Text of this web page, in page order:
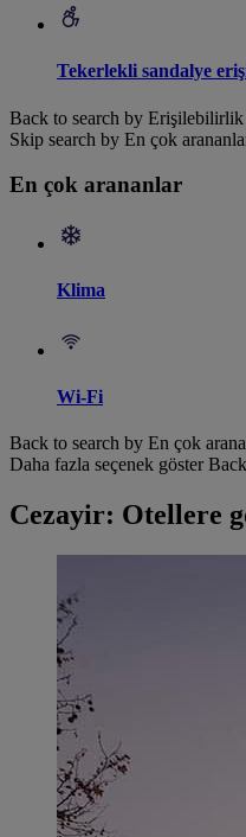
Tekerlekli sandalye
Back to search by Erişilebilirlik
Skip search by En çok
En çok arananlar
Klima
Wi-Fi
Back to search by En çok
Daha fazla seçenek göster
Cezayir: Otellere